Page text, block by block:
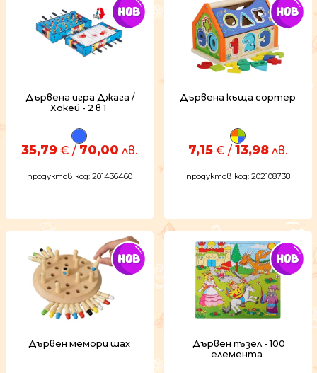
Дървена игра Джага /
Хокей - 2 в 1
35,79 € / 70,00 лв.
продуктов код: 201436460
Дървена къща сортер
7,15 € / 13,98 лв.
продуктов код: 202108738
Дървен мемори шах
Дървен пъзел - 100
елемента